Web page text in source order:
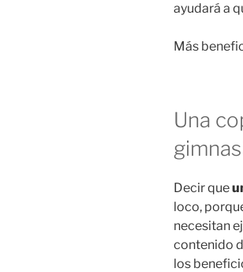
ayudará a
Más
Una
Decir que
loco,
necesitan
contenido
los